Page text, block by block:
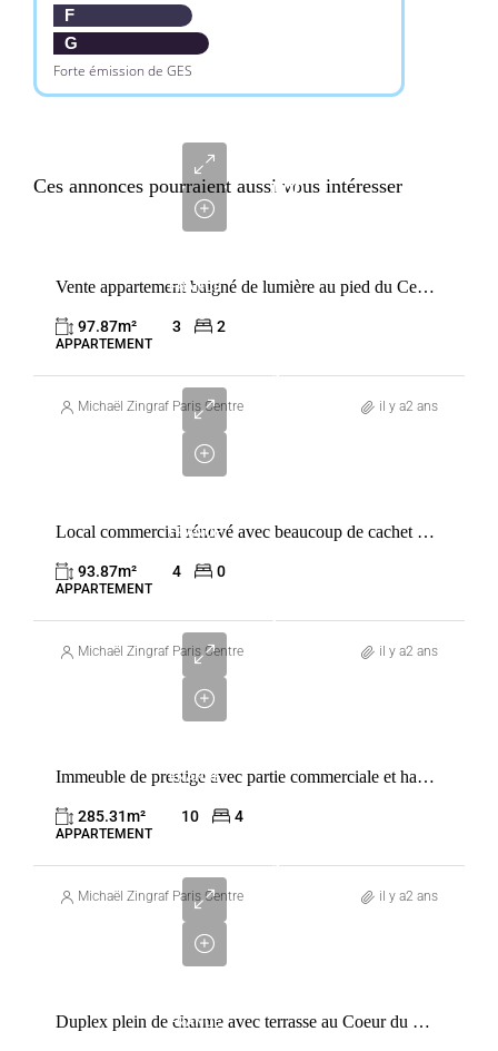
F
G
Forte émission de GES
Ces annonces pourraient aussi vous intéresser
FRANCE
PARIS
000
Vente appartement baigné de lumière au pied du Centre Pompidou avec ascenseur
97.87m² 3 2
APPARTEMENT
Michaël Zingraf Paris Centre il y a2 ans
FRANCE
PARIS
1
Local commercial rénové avec beaucoup de cachet dans le Marais
93.87m² 4 0
APPARTEMENT
Michaël Zingraf Paris Centre il y a2 ans
FRANCE
5
Immeuble de prestige avec partie commerciale et habitation dans le Marais
285.31m² 10 4
APPARTEMENT
Michaël Zingraf Paris Centre il y a2 ans
FRANCE
1
Duplex plein de charme avec terrasse au Coeur du Marais